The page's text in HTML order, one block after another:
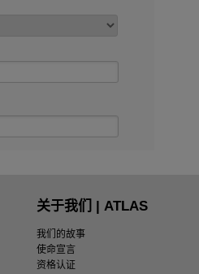
关于我们 | ATLAS
我们的故事
使命宣言
资格认证